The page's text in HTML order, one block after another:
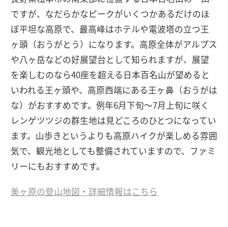
ですが、なだらかなピークがいくつかあるだけのほ
ぼ平坦な高原で、最高峰はホテルや電波塔の立つ王
ヶ頭（おうがとう）になります。高原全体がアルプス
や八ヶ岳などの好展望台として知られますが、展望
を楽しむのなら40座を超える日本百名山が望めると
いわれる王ヶ頭や、高原西端にある王ヶ鼻（おうがは
な）がおすすめです。例年6月下旬～7月上旬に咲く
レンゲツツジの群生地は見どころのひとつになってい
ます。山歩きというよりも高原ハイクが楽しめる雰囲
気で、観光地としても整備されていますので、ファミ
リーにもおすすめです。
美ヶ原の登山地図・詳細情報はこちら